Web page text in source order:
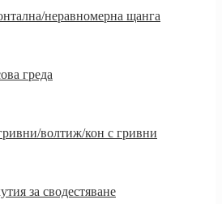
неравномерна щанга
греда
волтиж/кон с гривни
за сводестяване